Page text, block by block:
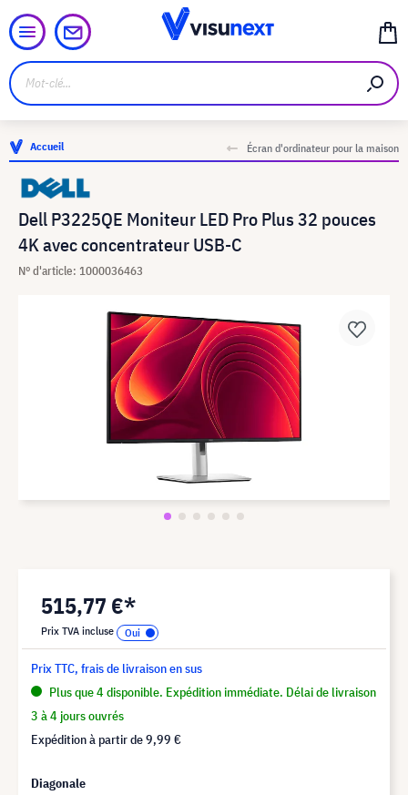
Accueil Écran d'ordinateur pour la maison
Dell P3225QE Moniteur LED Pro Plus 32 pouces
4K avec concentrateur USB-C
N° d'article: 1000036463
515,77 €*
Prix TVA incluse
Prix TTC, frais de livraison en sus
Plus que 4 disponible. Expédition immédiate. Délai de livraison
3 à 4 jours ouvrés
Expédition à partir de9,99 €
Diagonale